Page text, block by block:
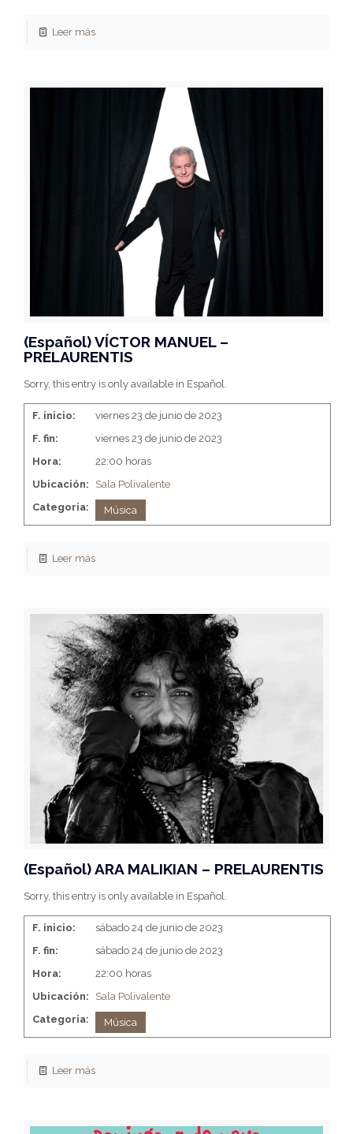
Leer más
(Español) VÍCTOR MANUEL –
PRELAURENTIS
Sorry, this entry is only available in Español.
F. inicio:
viernes 23 de junio de 2023
F. fin:
viernes 23 de junio de 2023
Hora:
22:00 horas
Ubicación:
Sala Polivalente
Categoria:
Música
Leer más
(Español) ARA MALIKIAN – PRELAURENTIS
Sorry, this entry is only available in Español.
F. inicio:
sábado 24 de junio de 2023
F. fin:
sábado 24 de junio de 2023
Hora:
22:00 horas
Ubicación:
Sala Polivalente
Categoria:
Música
Leer más